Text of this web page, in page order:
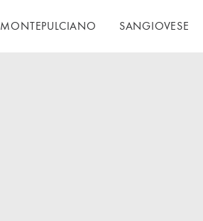
MONTEPULCIANO SANGIOVESE